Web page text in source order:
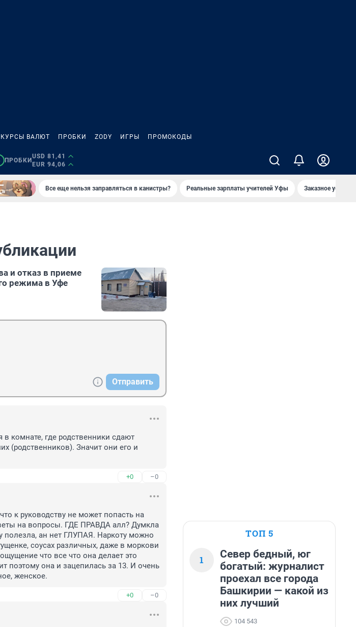
КУРСЫ ВАЛЮТ ПРОБКИ ZODY ИГРЫ ПРОМОКОДЫ
ПРОБКИ
USD 81,41
EUR 94,06
Все еще нельзя заправляться в канистры? Реальные зарплаты учителей Уфы Заказное
и отказ в приеме
режима в Уфе
Отправить
в комнате, где родственники сдают
(родственников). Значит они его и
+0 –0
к руководству не может попасть на
на вопросы. ГДЕ ПРАВДА алл? Думкла
полезла, ан нет ГЛУПАЯ. Наркоту можно
соусах различных, даже в моркови
что все что она делает это
поэтому она и зацепилась за 13. И очень
женское.
+0 –0
ТОП 5
1
Север бедный, юг
богатый: журналист
проехал все города
Башкирии — какой из
них лучший
104 543